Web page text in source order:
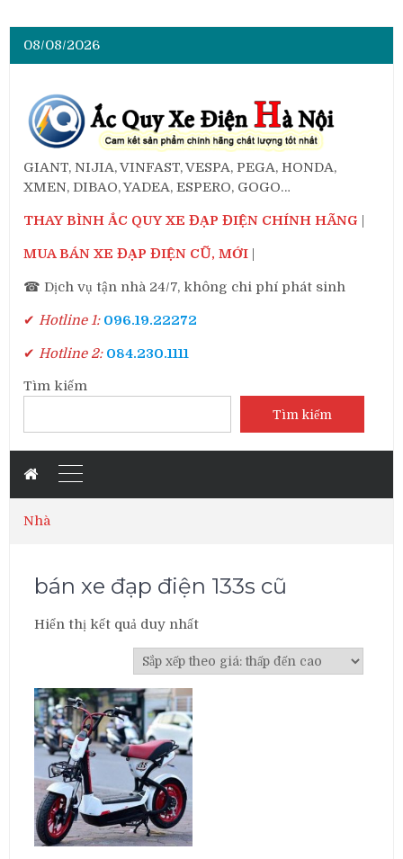
08/08/2026
GIANT, NIJIA, VINFAST, VESPA, PEGA, HONDA,
XMEN, DIBAO, YADEA, ESPERO, GOGO…
THAY BÌNH ẮC QUY XE ĐẠP ĐIỆN CHÍNH HÃNG
MUA BÁN XE ĐẠP ĐIỆN CŨ, MỚI
☎ Dịch vụ tận nhà 24/7, không chi phí phát sinh
✔ Hotline 1: 096.19.22272
✔ Hotline 2: 084.230.1111
Tìm kiếm
Tìm kiếm
Nhà
bán xe đạp điện 133s cũ
Hiển thị kết quả duy nhất